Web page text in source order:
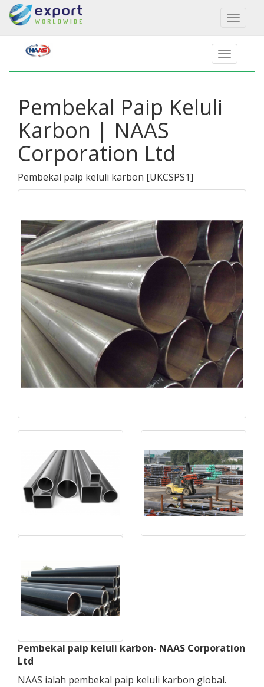
Toggle
Pembekal Paip Keluli
Karbon | NAAS
Corporation Ltd
Pembekal paip keluli karbon [UKCSPS1]
Pembekal paip keluli karbon- NAAS Corporation
Ltd
NAAS ialah pembekal paip keluli karbon global.